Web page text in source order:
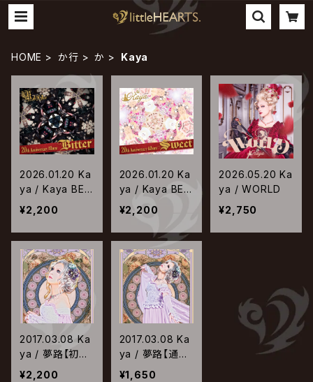
HOME か行 か Kaya
2026.01.20 Ka
ya / Kaya BES
T -Bitter-
¥2,200
2026.01.20 Ka
ya / Kaya BES
T -Sweet-
¥2,200
2026.05.20 Ka
ya / WORLD
¥2,750
2017.03.08 Ka
ya / 夢路【初回
限定盤】
¥2,200
2017.03.08 Ka
ya / 夢路【通常
盤】
¥1,650